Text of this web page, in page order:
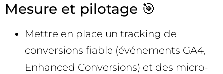
Mesure et pilotage 🎯
Mettre en place un tracking de
conversions fiable (événements GA4,
Enhanced Conversions) et des micro-